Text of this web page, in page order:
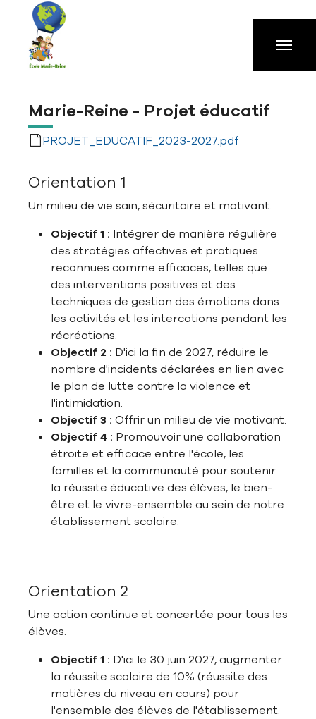
Aller à la navigation principale
Aller au contenu principal
Passer au pied de page
Marie-Reine - Projet éducatif
PROJET_EDUCATIF_2023-2027.pdf
Orientation 1
Un milieu de vie sain, sécuritaire et motivant.
Objectif 1 : Intégrer de manière régulière
des stratégies affectives et pratiques
reconnues comme efficaces, telles que
des interventions positives et des
techniques de gestion des émotions dans
les activités et les intercations pendant les
récréations.
Objectif 2 : D'ici la fin de 2027, réduire le
nombre d'incidents déclarées en lien avec
le plan de lutte contre la violence et
l'intimidation.
Objectif 3 : Offrir un milieu de vie motivant.
Objectif 4 : Promouvoir une collaboration
étroite et efficace entre l'école, les
familles et la communauté pour soutenir
la réussite éducative des élèves, le bien-
être et le vivre-ensemble au sein de notre
établissement scolaire.
Orientation 2
Une action continue et concertée pour tous les
élèves.
Objectif 1 : D'ici le 30 juin 2027, augmenter
la réussite scolaire de 10% (réussite des
matières du niveau en cours) pour
l'ensemble des élèves de l'établissement.